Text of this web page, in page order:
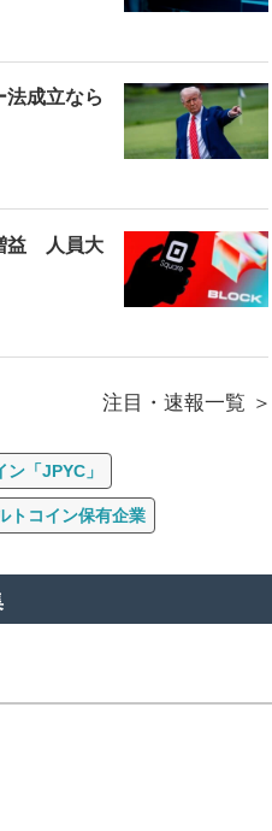
法成立なら
益 人員大
注目・速報一覧
「JPYC」
トコイン保有企業